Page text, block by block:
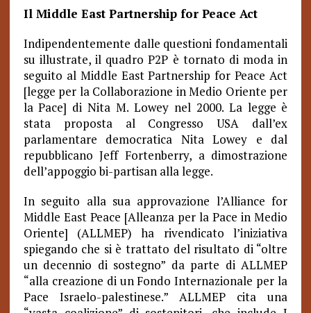
Il Middle East Partnership for Peace Act
Indipendentemente dalle questioni fondamentali
su illustrate, il quadro P2P è tornato di moda in
seguito al Middle East Partnership for Peace Act
[legge per la Collaborazione in Medio Oriente per
la Pace] di Nita M. Lowey nel 2000. La legge è
stata proposta al Congresso USA dall’ex
parlamentare democratica Nita Lowey e dal
repubblicano Jeff Fortenberry, a dimostrazione
dell’appoggio bi-partisan alla legge.
In seguito alla sua approvazione l’Alliance for
Middle East Peace [Alleanza per la Pace in Medio
Oriente] (ALLMEP) ha rivendicato l’iniziativa
spiegando che si è trattato del risultato di “oltre
un decennio di sostegno” da parte di ALLMEP
“alla creazione di un Fondo Internazionale per la
Pace Israelo-palestinese.” ALLMEP cita una